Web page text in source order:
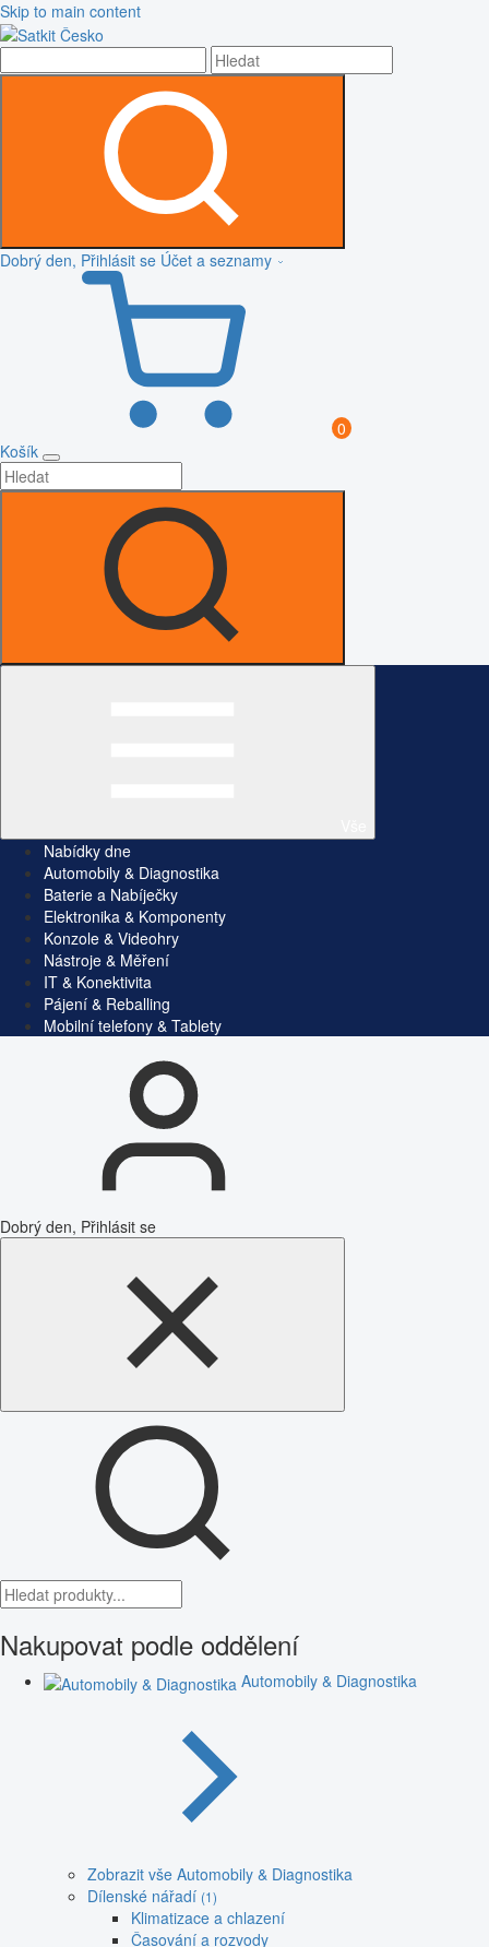
Skip to main content
Dobrý den, Přihlásit se Účet a seznamy
0
Košík
Nabídky dne
Automobily & Diagnostika
Baterie a Nabíječky
Elektronika & Komponenty
Konzole & Videohry
Nástroje & Měření
IT & Konektivita
Pájení & Reballing
Mobilní telefony & Tablety
Dobrý den, Přihlásit se
Nakupovat podle oddělení
Automobily & Diagnostika
Zobrazit vše Automobily & Diagnostika
Dílenské nářadí (1)
Klimatizace a chlazení
Časování a rozvody